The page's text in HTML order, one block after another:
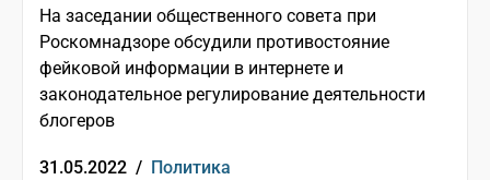
На заседании общественного совета при
Роскомнадзоре обсудили противостояние
фейковой информации в интернете и
законодательное регулирование деятельности
блогеров
31.05.2022 / Политика